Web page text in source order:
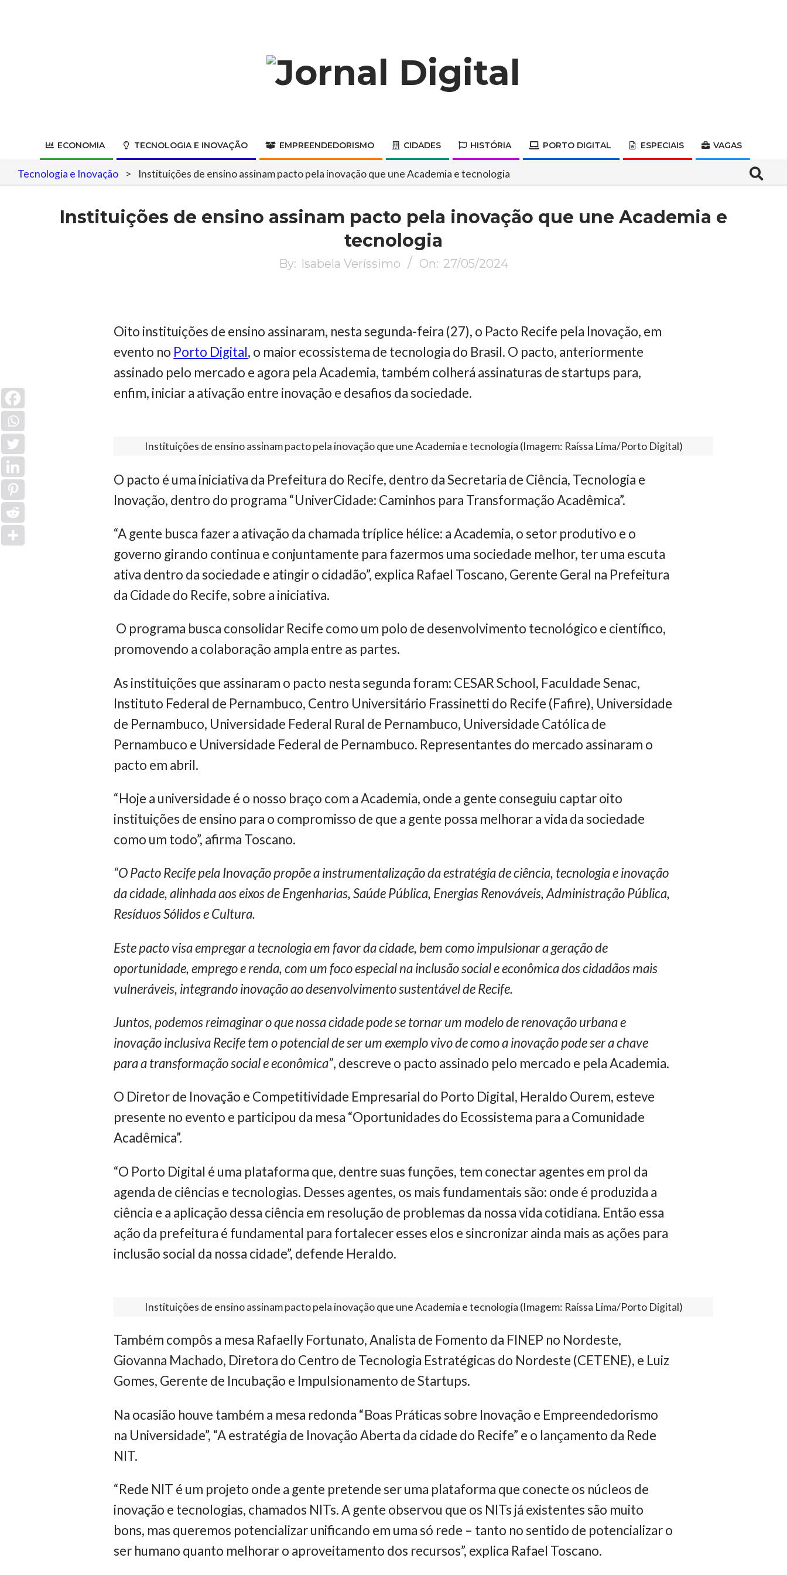
Digital
Primary
Navigation
ECONOMIA TECNOLOGIA E INOVAÇÃO EMPREENDEDORISMO CIDADES HISTÓRIA PORTO DIGITAL ESPECIAIS VAGAS
Tecnologia e Inovação > Instituições de ensino assinam pacto pela inovação que une Academia e tecnologia Search
Instituições de ensino assinam pacto pela inovação que une Academia e
tecnologia
By: Isabela Veríssimo On: 27/05/2024
Oito instituições de ensino assinaram, nesta segunda-feira (27), o Pacto Recife pela Inovação, em
evento no Porto Digital, o maior ecossistema de tecnologia do Brasil. O pacto, anteriormente
assinado pelo mercado e agora pela Academia, também colherá assinaturas de startups para,
enfim, iniciar a ativação entre inovação e desafios da sociedade.
Instituições de ensino assinam pacto pela inovação que une Academia e tecnologia (Imagem: Raíssa Lima/Porto Digital)
O pacto é uma iniciativa da Prefeitura do Recife, dentro da Secretaria de Ciência, Tecnologia e
Inovação, dentro do programa “UniverCidade: Caminhos para Transformação Acadêmica”.
“A gente busca fazer a ativação da chamada tríplice hélice: a Academia, o setor produtivo e o
governo girando continua e conjuntamente para fazermos uma sociedade melhor, ter uma escuta
ativa dentro da sociedade e atingir o cidadão”, explica Rafael Toscano, Gerente Geral na Prefeitura
da Cidade do Recife, sobre a iniciativa.
O programa busca consolidar Recife como um polo de desenvolvimento tecnológico e científico,
promovendo a colaboração ampla entre as partes.
As instituições que assinaram o pacto nesta segunda foram: CESAR School, Faculdade Senac,
Instituto Federal de Pernambuco, Centro Universitário Frassinetti do Recife (Fafire), Universidade
de Pernambuco, Universidade Federal Rural de Pernambuco, Universidade Católica de
Pernambuco e Universidade Federal de Pernambuco. Representantes do mercado assinaram o
pacto em abril.
“Hoje a universidade é o nosso braço com a Academia, onde a gente conseguiu captar oito
instituições de ensino para o compromisso de que a gente possa melhorar a vida da sociedade
como um todo”, afirma Toscano.
“O Pacto Recife pela Inovação propõe a instrumentalização da estratégia de ciência, tecnologia e inovação
da cidade, alinhada aos eixos de Engenharias, Saúde Pública, Energias Renováveis, Administração Pública,
Resíduos Sólidos e Cultura.
Este pacto visa empregar a tecnologia em favor da cidade, bem como impulsionar a geração de
oportunidade, emprego e renda, com um foco especial na inclusão social e econômica dos cidadãos mais
vulneráveis, integrando inovação ao desenvolvimento sustentável de Recife.
Juntos, podemos reimaginar o que nossa cidade pode se tornar um modelo de renovação urbana e
inovação inclusiva Recife tem o potencial de ser um exemplo vivo de como a inovação pode ser a chave
para a transformação social e econômica”, descreve o pacto assinado pelo mercado e pela Academia.
O Diretor de Inovação e Competitividade Empresarial do Porto Digital, Heraldo Ourem, esteve
presente no evento e participou da mesa “Oportunidades do Ecossistema para a Comunidade
Acadêmica”.
“O Porto Digital é uma plataforma que, dentre suas funções, tem conectar agentes em prol da
agenda de ciências e tecnologias. Desses agentes, os mais fundamentais são: onde é produzida a
ciência e a aplicação dessa ciência em resolução de problemas da nossa vida cotidiana. Então essa
ação da prefeitura é fundamental para fortalecer esses elos e sincronizar ainda mais as ações para
inclusão social da nossa cidade”, defende Heraldo.
Instituições de ensino assinam pacto pela inovação que une Academia e tecnologia (Imagem: Raíssa Lima/Porto Digital)
Também compôs a mesa Rafaelly Fortunato, Analista de Fomento da FINEP no Nordeste,
Giovanna Machado, Diretora do Centro de Tecnologia Estratégicas do Nordeste (CETENE), e Luiz
Gomes, Gerente de Incubação e Impulsionamento de Startups.
Na ocasião houve também a mesa redonda “Boas Práticas sobre Inovação e Empreendedorismo
na Universidade”, “A estratégia de Inovação Aberta da cidade do Recife” e o lançamento da Rede
NIT.
“Rede NIT é um projeto onde a gente pretende ser uma plataforma que conecte os núcleos de
inovação e tecnologias, chamados NITs. A gente observou que os NITs já existentes são muito
bons, mas queremos potencializar unificando em uma só rede – tanto no sentido de potencializar o
ser humano quanto melhorar o aproveitamento dos recursos”, explica Rafael Toscano.